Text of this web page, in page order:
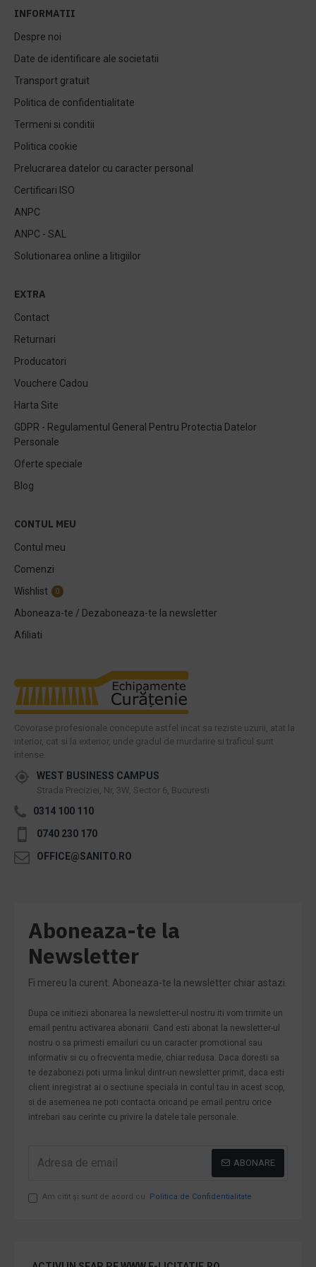
INFORMATII
Despre noi
Date de identificare ale societatii
Transport gratuit
Politica de confidentialitate
Termeni si conditii
Politica cookie
Prelucrarea datelor cu caracter personal
Certificari ISO
ANPC
ANPC - SAL
Solutionarea online a litigiilor
EXTRA
Contact
Returnari
Producatori
Vouchere Cadou
Harta Site
GDPR - Regulamentul General Pentru Protectia Datelor
Personale
Oferte speciale
Blog
CONTUL MEU
Contul meu
Comenzi
Wishlist
0
Aboneaza-te / Dezaboneaza-te la newsletter
Afiliati
Covorase profesionale concepute astfel incat sa reziste uzurii, atat la
interior, cat si la exterior, unde gradul de murdarire si traficul sunt
intense.
WEST BUSINESS CAMPUS
Strada Preciziei, Nr, 3W, Sector 6, Bucuresti
0314 100 110
0740 230 170
OFFICE@SANITO.RO
Aboneaza-te la
Newsletter
Fi mereu la curent. Aboneaza-te la newsletter chiar astazi.
Dupa ce initiezi abonarea la newsletter-ul nostru iti vom trimite un
email pentru activarea abonarii. Cand esti abonat la newsletter-ul
nostru o sa primesti emailuri cu un caracter promotional sau
informativ si cu o frecventa medie, chiar redusa. Daca doresti sa
te dezabonezi poti urma linkul dintr-un newsletter primit, daca esti
client inregistrat ai o sectiune speciala in contul tau in acest scop,
si de asemenea ne poti contacta oricand pe email pentru orice
intrebari sau cerinte cu privire la datele tale personale.
ABONARE
Am citit şi sunt de acord cu Politica de Confidentialitate